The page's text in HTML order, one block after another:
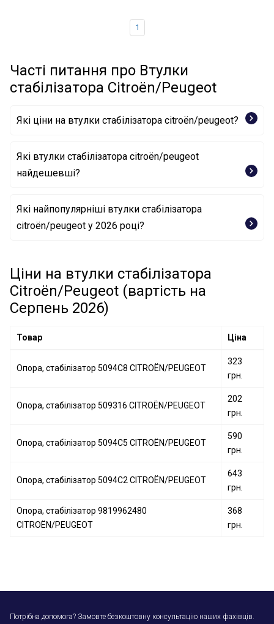
1
Часті питання про Втулки
стабілізатора Citroën/Peugeot
Які ціни на втулки стабілізатора citroën/peugeot?
Які втулки стабілізатора citroën/peugeot
найдешевші?
Опора, стабілізатор 5094C8 CITROËN/PEUGEOT
Які найпопулярніші втулки стабілізатора
citroën/peugeot у 2026 році?
Ціни на втулки стабілізатора
Citroën/Peugeot (вартість на
Серпень 2026)
Товар Ціна
Опора, стабілізатор 5094C8 CITROËN/PEUGEOT
323
грн.
Опора, стабілізатор 509316 CITROËN/PEUGEOT
202
грн.
Опора, стабілізатор 5094C5 CITROËN/PEUGEOT
590
грн.
Опора, стабілізатор 5094C2 CITROËN/PEUGEOT
643
грн.
Опора, стабілізатор 9819962480
CITROËN/PEUGEOT
368
грн.
Потрібна допомога? Замовте безкоштовну консультацію наших фахівців.